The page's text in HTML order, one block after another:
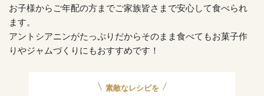
お子様からご年配の方までご家族皆さまで安心して食べられ
ます。
アントシアニンがたっぷりだからそのまま食べてもお菓子作
りやジャムづくりにもおすすめです！
素敵なレシピを